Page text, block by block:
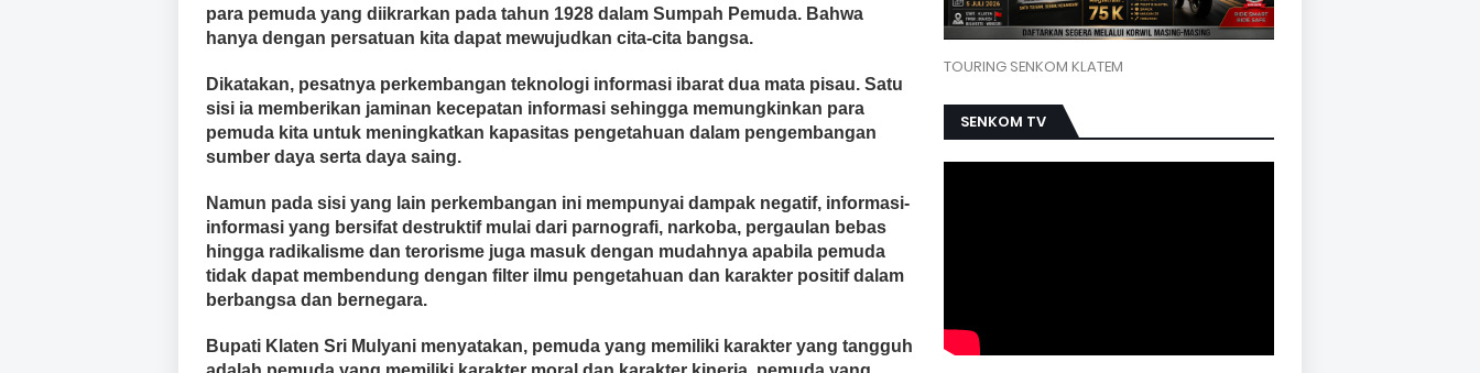
para pemuda yang diikrarkan pada tahun 1928 dalam Sumpah Pemuda. Bahwa
hanya dengan persatuan kita dapat mewujudkan cita-cita bangsa.
Dikatakan, pesatnya perkembangan teknologi informasi ibarat dua mata pisau. Satu
sisi ia memberikan jaminan kecepatan informasi sehingga memungkinkan para
pemuda kita untuk meningkatkan kapasitas pengetahuan dalam pengembangan
sumber daya serta daya saing.
Namun pada sisi yang lain perkembangan ini mempunyai dampak negatif, informasi-
informasi yang bersifat destruktif mulai dari parnografi, narkoba, pergaulan bebas
hingga radikalisme dan terorisme juga masuk dengan mudahnya apabila pemuda
tidak dapat membendung dengan filter ilmu pengetahuan dan karakter positif dalam
berbangsa dan bernegara.
Bupati Klaten Sri Mulyani menyatakan, pemuda yang memiliki karakter yang tangguh
TOURING SENKOM KLATEM
SENKOM TV